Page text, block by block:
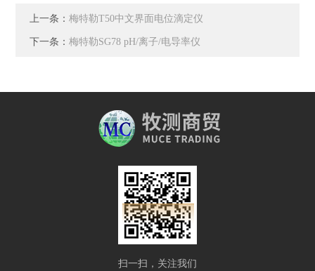
上一条：梅特勒T50中文界面电位滴定仪
下一条：梅特勒SG78 pH/离子/电导率仪
扫一扫，关注我们